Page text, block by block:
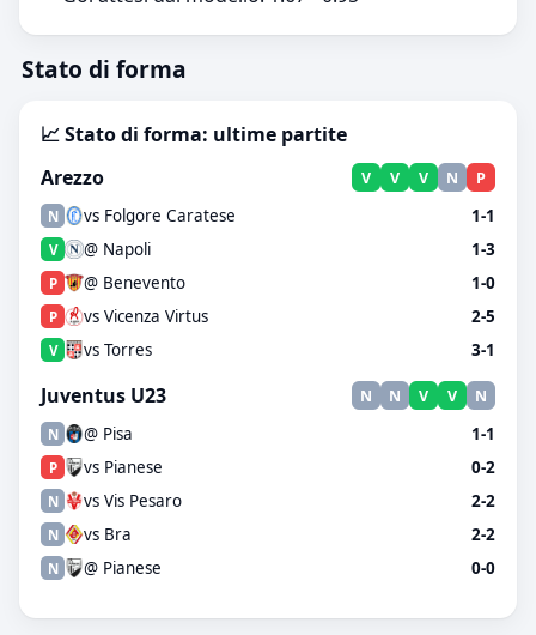
Stato di forma
📈 Stato di forma: ultime partite
Arezzo
V V V N P
N vs Folgore Caratese 1-1
V @ Napoli 1-3
P @ Benevento 1-0
P vs Vicenza Virtus 2-5
V vs Torres 3-1
Juventus U23 N N V V N
N @ Pisa 1-1
P vs Pianese 0-2
N vs Vis Pesaro 2-2
N vs Bra 2-2
N @ Pianese 0-0